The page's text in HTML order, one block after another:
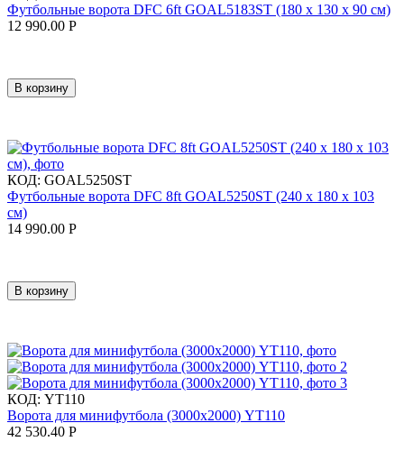
Футбольные ворота DFC 6ft GOAL5183ST (180 x 130 x 90 см)
12 990.00 Р
В корзину
КОД: GOAL5250ST
Футбольные ворота DFC 8ft GOAL5250ST (240 x 180 x 103
см)
14 990.00 Р
В корзину
КОД: YT110
Ворота для минифутбола (3000х2000) YT110
42 530.40 Р